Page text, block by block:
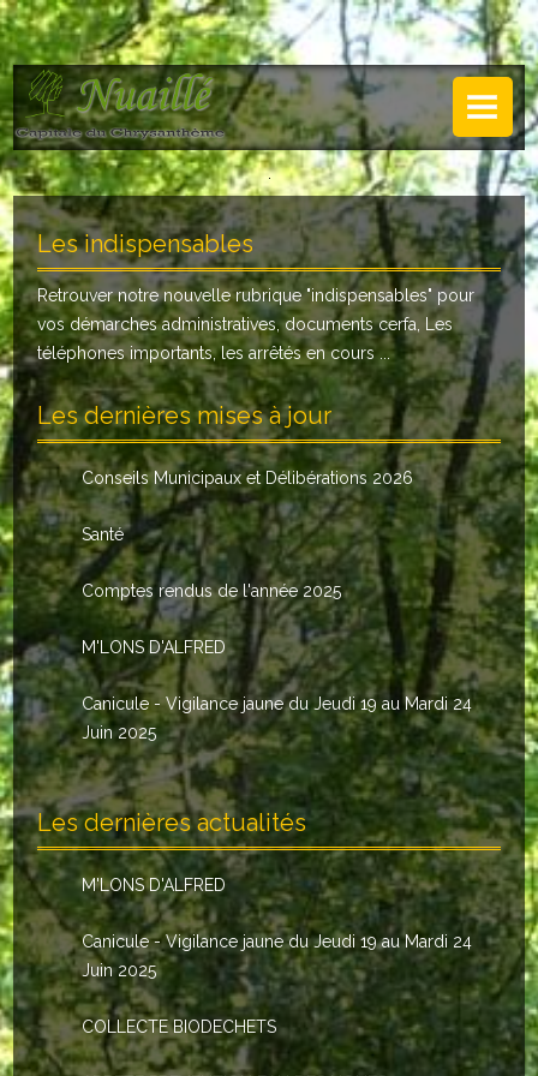
NUAILLÉ
Plan de Nuaillé
Sentiers pédestres
Guide annuel
Histoire
Galerie
LA MAIRIE
Horaires
Agence postale
Le conseil municipal
Les élus
Les commissions
Les comptes rendus
Le personnel communal
L'Echo de Nuaillé
Tarifs et locations
Galeries photos
INDISPENSABLES
Nouveaux arrivants
.
Les indispensables
Retrouver notre nouvelle rubrique "indispensables" pour
vos démarches administratives, documents cerfa, Les
téléphones importants, les arrêtés en cours ...
Les dernières mises à jour
Conseils Municipaux et Délibérations 2026
Santé
Comptes rendus de l'année 2025
M'LONS D'ALFRED
Canicule - Vigilance jaune du Jeudi 19 au Mardi 24
Juin 2025
Les dernières actualités
M'LONS D'ALFRED
Canicule - Vigilance jaune du Jeudi 19 au Mardi 24
Juin 2025
COLLECTE BIODECHETS